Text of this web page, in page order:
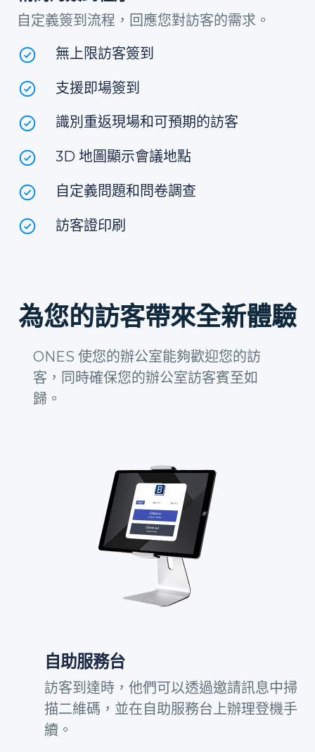
自定義簽到流程，回應您對訪客的需求。
無上限訪客簽到
支援即場簽到
識別重返現場和可預期的訪客
3D 地圖顯示會議地點
自定義問題和問卷調查
訪客證印刷
為您的訪客帶來全新體驗
ONES 使您的辦公室能夠歡迎您的訪
客，同時確保您的辦公室訪客賓至如
歸。
自助服務台
訪客到達時，他們可以透過邀請訊息中掃
描二維碼，並在自助服務台上辦理登機手
續。